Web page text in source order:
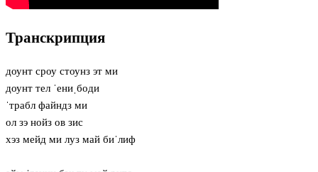
Транскрипция
доунт сроу стоунз эт ми
доунт тел ˈениˌбоди
ˈтрабл файндз ми
ол зэ нойз ов зис
хэз мейд ми луз май биˈлиф